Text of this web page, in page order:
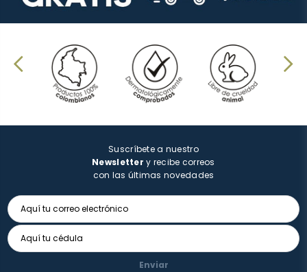
Suscríbete a nuestro
Newsletter y recibe correos
con las últimas novedades
Enviar